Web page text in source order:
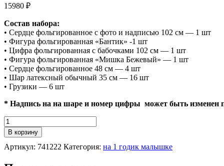
15980 ₽
Состав набора:
• Сердце фольгированное с фото и надписью 102 см — 1 шт
• Фигура фольгированная «Бантик» -1 шт
• Цифра фольгированная с бабочками 102 см — 1 шт
• Фигура фольгированная «Мишка Бежевый» — 1 шт
• Сердце фольгированное 48 см — 4 шт
• Шар латексный обычный 35 см — 16 шт
• Грузики — 6 шт
* Надпись на на шаре и номер цифры может быть изменен
Количество
НАБОР
ШАРОВ
ДЛЯ
В корзину
Артикул: 741222 Категория: на 1 годик малышке